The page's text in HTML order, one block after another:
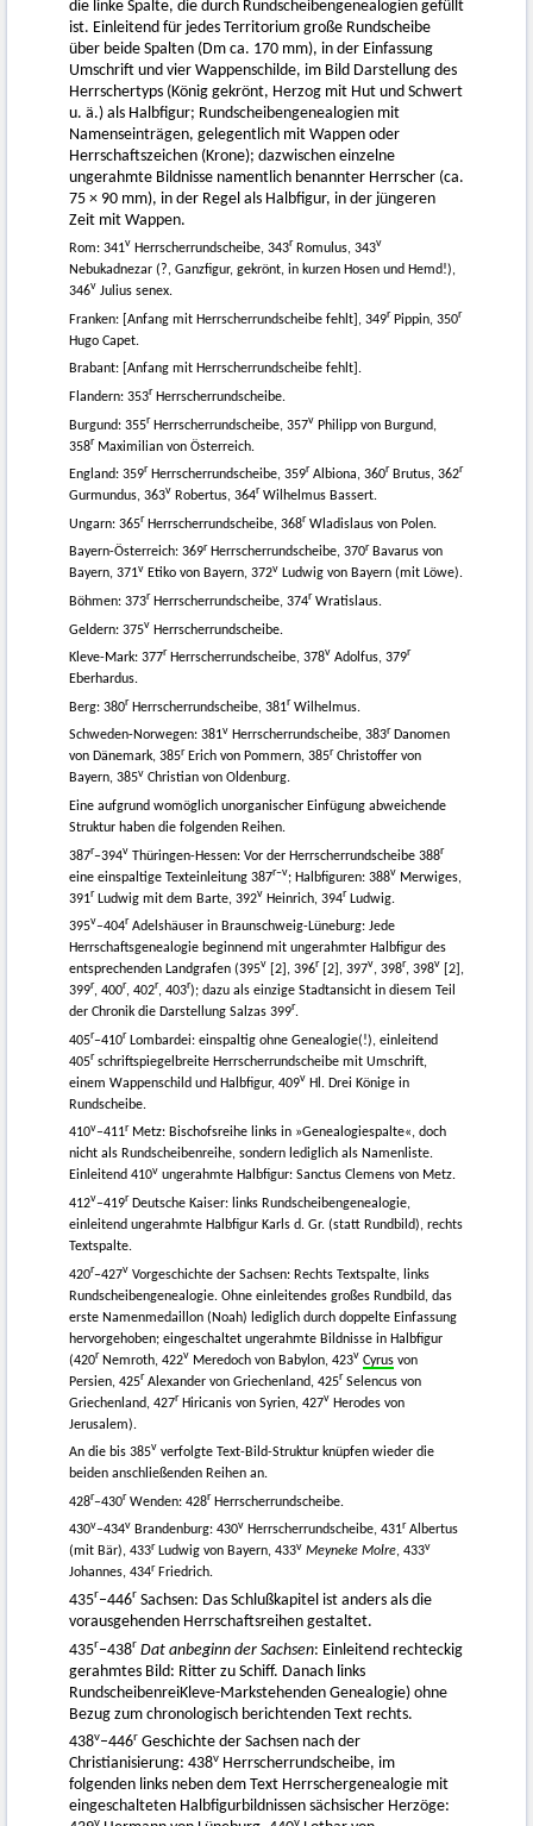
die linke Spalte, die durch Rundscheibengenealogien gefüllt
ist. Einleitend für jedes Territorium große Rundscheibe
über beide Spalten (Dm ca. 170 mm), in der Einfassung
Umschrift und vier Wappenschilde, im Bild Darstellung des
Herrschertyps (König gekrönt, Herzog mit Hut und Schwert
u. ä.) als Halbfigur; Rundscheibengenealogien mit
Namenseinträgen, gelegentlich mit Wappen oder
Herrschaftszeichen (Krone); dazwischen einzelne
ungerahmte Bildnisse namentlich benannter Herrscher (ca.
75 × 90 mm), in der Regel als Halbfigur, in der jüngeren
Zeit mit Wappen.
Rom: 341v Herrscherrundscheibe, 343r Romulus, 343v
Nebukadnezar (?, Ganzfigur, gekrönt, in kurzen Hosen und Hemd!),
346v Julius senex.
Franken: [Anfang mit Herrscherrundscheibe fehlt], 349r Pippin, 350r
Hugo Capet.
Brabant: [Anfang mit Herrscherrundscheibe fehlt].
Flandern: 353r Herrscherrundscheibe.
Burgund: 355r Herrscherrundscheibe, 357v Philipp von Burgund,
358r Maximilian von Österreich.
England: 359r Herrscherrundscheibe, 359r Albiona, 360r Brutus, 362r
Gurmundus, 363v Robertus, 364r Wilhelmus Bassert.
Ungarn: 365r Herrscherrundscheibe, 368r Wladislaus von Polen.
Bayern-Österreich: 369r Herrscherrundscheibe, 370r Bavarus von
Bayern, 371v Etiko von Bayern, 372v Ludwig von Bayern (mit Löwe).
Böhmen: 373r Herrscherrundscheibe, 374r Wratislaus.
Geldern: 375v Herrscherrundscheibe.
Kleve-Mark: 377r Herrscherrundscheibe, 378v Adolfus, 379r
Eberhardus.
Berg: 380r Herrscherrundscheibe, 381r Wilhelmus.
Schweden-Norwegen: 381v Herrscherrundscheibe, 383r Danomen
von Dänemark, 385r Erich von Pommern, 385r Christoffer von
Bayern, 385v Christian von Oldenburg.
Eine aufgrund womöglich unorganischer Einfügung abweichende
Struktur haben die folgenden Reihen.
387r–394v Thüringen-Hessen: Vor der Herrscherrundscheibe 388r
eine einspaltige Texteinleitung 387r–v; Halbfiguren: 388v Merwiges,
391r Ludwig mit dem Barte, 392v Heinrich, 394r Ludwig.
395v–404r Adelshäuser in Braunschweig-Lüneburg: Jede
Herrschaftsgenealogie beginnend mit ungerahmter Halbfigur des
entsprechenden Landgrafen (395v [2], 396r [2], 397v, 398r, 398v
[2],
399r, 400r, 402r, 403r); dazu als einzige Stadtansicht in diesem Teil
der Chronik die Darstellung Salzas 399r.
405r–410r Lombardei: einspaltig ohne Genealogie(!), einleitend
405r schriftspiegelbreite Herrscherrundscheibe mit Umschrift,
einem Wappenschild und Halbfigur, 409v Hl. Drei Könige in
Rundscheibe.
410v–411r Metz: Bischofsreihe links in »Genealogiespalte«, doch
nicht als Rundscheibenreihe, sondern lediglich als Namenliste.
Einleitend 410v ungerahmte Halbfigur: Sanctus Clemens von Metz.
412v–419r Deutsche Kaiser: links Rundscheibengenealogie,
einleitend ungerahmte Halbfigur Karls d. Gr. (statt Rundbild), rechts
Textspalte.
420r–427v Vorgeschichte der Sachsen: Rechts Textspalte, links
Rundscheibengenealogie. Ohne einleitendes großes Rundbild, das
erste Namenmedaillon (Noah) lediglich durch doppelte Einfassung
hervorgehoben; eingeschaltet ungerahmte Bildnisse in Halbfigur
(420r Nemroth, 422v Meredoch von Babylon, 423v Cyrus von
Persien, 425r Alexander von Griechenland, 425r Selencus von
Griechenland, 427r Hiricanis von Syrien, 427v Herodes von
Jerusalem).
An die bis 385v verfolgte Text-Bild-Struktur knüpfen wieder die
beiden anschließenden Reihen an.
428r–430r Wenden: 428r Herrscherrundscheibe.
430v–434v Brandenburg: 430v Herrscherrundscheibe, 431r Albertus
(mit Bär), 433r Ludwig von Bayern, 433v Meyneke Molre, 433v
Johannes, 434r Friedrich.
435r–446r Sachsen: Das Schlußkapitel ist anders als die
vorausgehenden Herrschaftsreihen gestaltet.
435r–438r Dat anbeginn der Sachsen: Einleitend rechteckig
gerahmtes Bild: Ritter zu Schiff. Danach links
RundscheibenreiKleve-Markstehenden Genealogie) ohne
Bezug zum chronologisch berichtenden Text rechts.
438v–446r Geschichte der Sachsen nach der
Christianisierung: 438v Herrscherrundscheibe, im
folgenden links neben dem Text Herrschergenealogie mit
eingeschalteten Halbfigurbildnissen sächsischer Herzöge:
v v